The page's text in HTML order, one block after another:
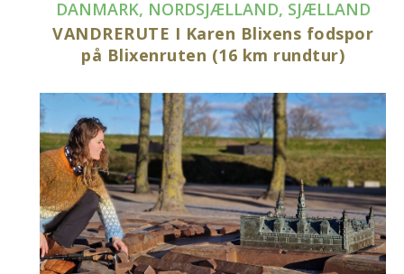
DANMARK, NORDSJÆLLAND, SJÆLLAND
VANDRERUTE I Karen Blixens fodspor
på Blixenruten (16 km rundtur)